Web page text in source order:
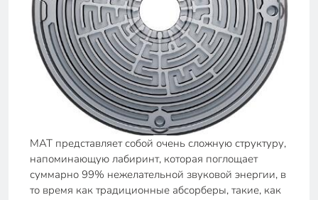
MAT представляет собой очень сложную структуру,
напоминающую лабиринт, которая поглощает
суммарно 99% нежелательной звуковой энергии, в
то время как традиционные абсорберы, такие, как